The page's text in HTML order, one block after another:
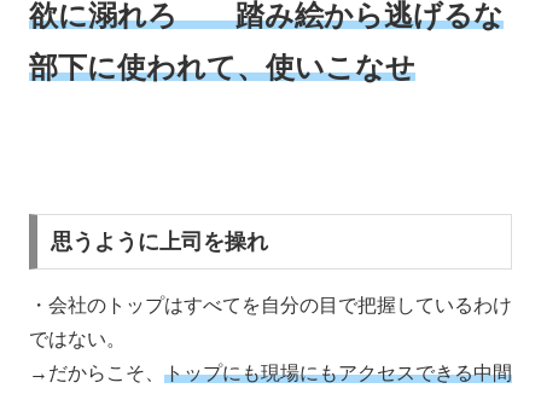
欲に溺れろ 踏み絵から逃げるな
部下に使われて、使いこなせ
思うように上司を操れ
・会社のトップはすべてを自分の目で把握しているわけ
ではない。
→だからこそ、 トップにも現場にもアクセスできる中間